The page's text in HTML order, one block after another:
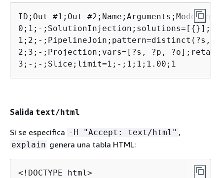
ID;Out #1;Out
0;1;-;SolutionInjection;solutions=[ {}];-
1;2;-;PipelineJoin;pattern=distinct(?s,
2;3;-;Projection;vars=[?s, ?p,
3;-;-;Slice;limit=1;-;1;1;1.00;1
Salida text/html
Si se especifica -H "Accept: text/html" ,
explain genera una tabla HTML:
<!DOCTYPE html>